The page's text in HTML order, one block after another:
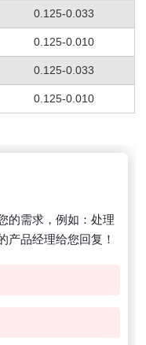
0.125-0.033
0.125-0.010
0.125-0.033
0.125-0.010
的需求，例如：处理
产品经理给您回复！